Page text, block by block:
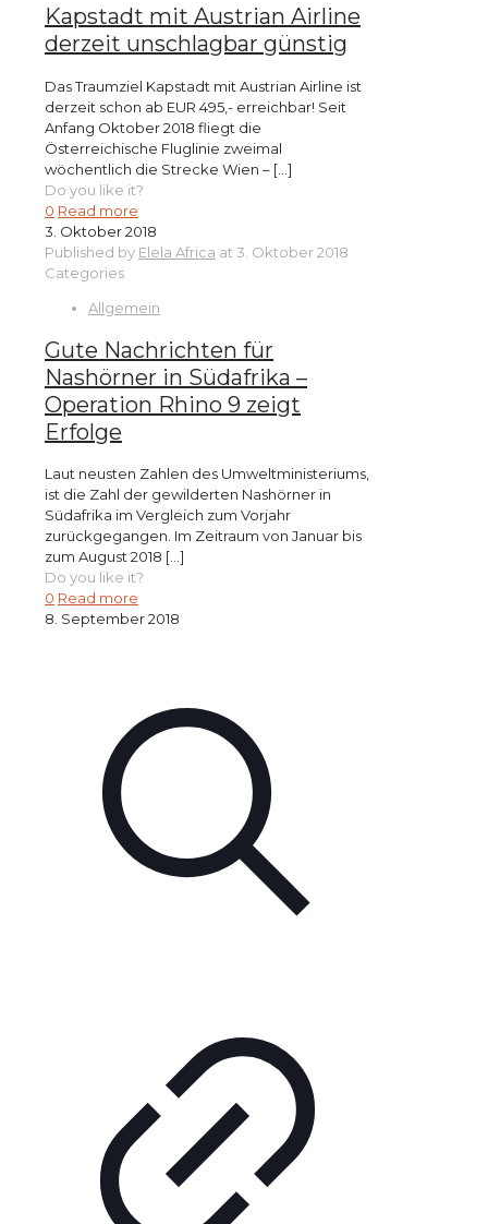
Kapstadt mit Austrian Airline
derzeit unschlagbar günstig
Das Traumziel Kapstadt mit Austrian Airline ist
derzeit schon ab EUR 495,- erreichbar! Seit
Anfang Oktober 2018 fliegt die
Österreichische Fluglinie zweimal
wöchentlich die Strecke Wien – […]
Do you like it?
0 Read more
3. Oktober 2018
Published by Elela Africa at 3. Oktober 2018
Categories
Allgemein
Gute Nachrichten für
Nashörner in Südafrika –
Operation Rhino 9 zeigt
Erfolge
Laut neusten Zahlen des Umweltministeriums,
ist die Zahl der gewilderten Nashörner in
Südafrika im Vergleich zum Vorjahr
zurückgegangen. Im Zeitraum von Januar bis
zum August 2018 […]
Do you like it?
0 Read more
8. September 2018